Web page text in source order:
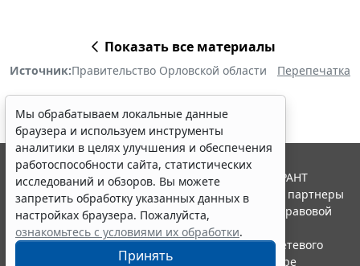
Показать все материалы
Источник:Правительство Орловской области Перепечатка
Мы обрабатываем локальные данные
браузера и используем инструменты
аналитики в целях улучшения и обеспечения
работоспособности сайта, статистических
исследований и обзоров. Вы можете
запретить обработку указанных данных в
настройках браузера. Пожалуйста,
ознакомьтесь с условиями их обработки.
Принять
© ООО "НПП "ГАРАНТ-СЕРВИС", 2026. Система ГАРАНТ
выпускается с 1990 года. Компания "Гарант" и ее партнеры
являются участниками Российской ассоциации правовой
информации ГАРАНТ.
Портал ГАРАНТ.РУ зарегистрирован в качестве сетевого
издания Федеральной службой по надзору в сфере